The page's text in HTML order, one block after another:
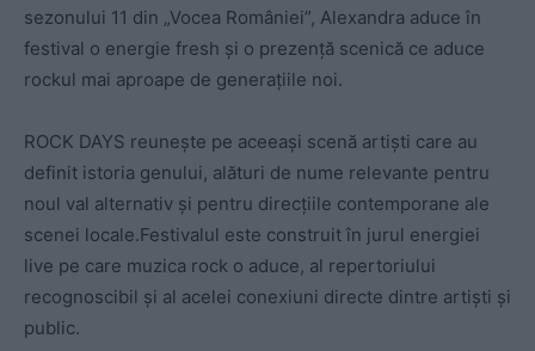
sezonului 11 din „Vocea României”, Alexandra aduce în
festival o energie fresh și o prezență scenică ce aduce
rockul mai aproape de generațiile noi.
ROCK DAYS reunește pe aceeași scenă artiști care au
definit istoria genului, alături de nume relevante pentru
noul val alternativ și pentru direcțiile contemporane ale
scenei locale.Festivalul este construit în jurul energiei
live pe care muzica rock o aduce, al repertoriului
recognoscibil și al acelei conexiuni directe dintre artiști și
public.